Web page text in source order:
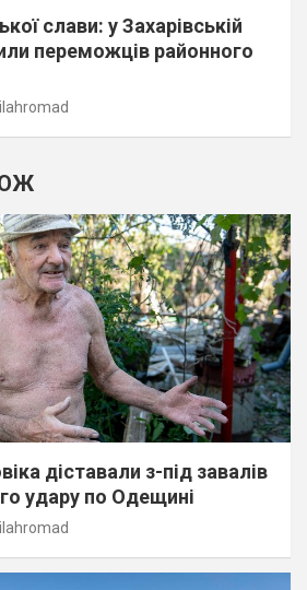
слави: у Захарівській
переможців районного
діставали з-під завалів
удару по Одещині